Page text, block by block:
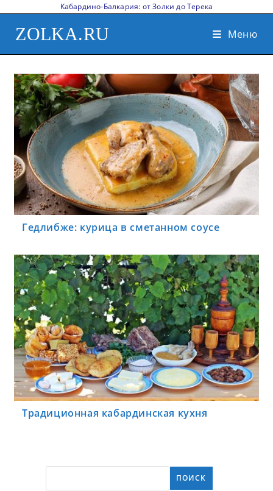
Кабардино-Балкария: от Золки до Терека
ZOLKA.RU Меню
Гедлибже: курица в сметанном соусе
Традиционная кабардинская кухня
ПОИСК